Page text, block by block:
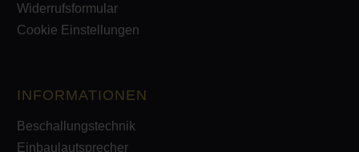
Widerrufsformular
Cookie Einstellungen
INFORMATIONEN
Beschallungstechnik
Einbaulautsprecher